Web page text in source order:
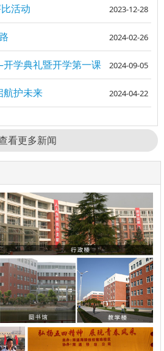
活动 2023-12-28
2024-02-26
学典礼暨开学第一课 2024-09-05
航护未来 2024-04-22
看更多新闻